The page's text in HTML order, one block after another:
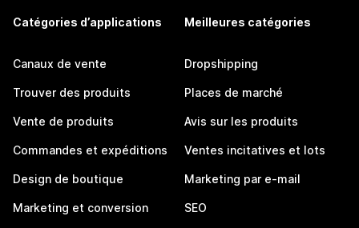
Catégories d’applications
Canaux de vente
Trouver des produits
Vente de produits
Commandes et expéditions
Design de boutique
Marketing et conversion
Meilleures catégories
Dropshipping
Places de marché
Avis sur les produits
Ventes incitatives et lots
Marketing par e-mail
SEO